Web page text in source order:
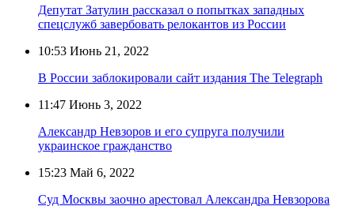
Депутат Затулин рассказал о попытках западных
спецслужб завербовать релокантов из России
10:53 Июнь 21, 2022
В России заблокировали сайт издания The Telegraph
11:47 Июнь 3, 2022
Александр Невзоров и его супруга получили
украинское гражданство
15:23 Май 6, 2022
Суд Москвы заочно арестовал Александра Невзорова